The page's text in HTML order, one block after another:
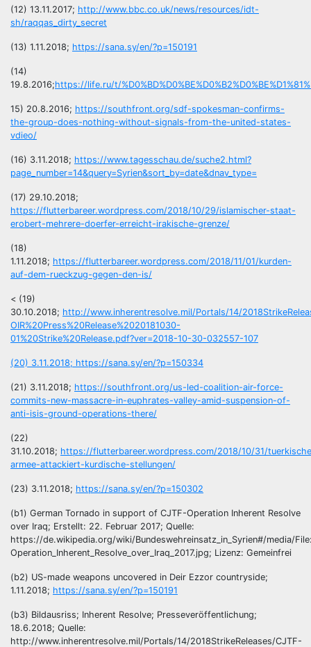
(12) 13.11.2017; http://www.bbc.co.uk/news/resources/idt-
sh/raqqas_dirty_secret
(13) 1.11.2018; https://sana.sy/en/?p=150191
(14)
19.8.2016;https://life.ru/t/
15) 20.8.2016; https://southfront.org/sdf-spokesman-confirms-
the-group-does-nothing-without-signals-from-the-united-states-
vdieo/
(16) 3.11.2018; https://www.tagesschau.de/suche2.html?
page_number=14&query=Syrien&sort_by=date&dnav_type=
(17) 29.10.2018;
https://flutterbareer.wordpress.com/2018/10/29/islamischer-staat-
erobert-mehrere-doerfer-erreicht-irakische-grenze/
(18)
1.11.2018; https://flutterbareer.wordpress.com/2018/11/01/kurden-
auf-dem-rueckzug-gegen-den-is/
< (19)
30.10.2018; http://www.inherentresolve.mil/Portals/14/
OIR%20Press%20Release%2020181030-
01%20Strike%20Release.pdf?ver=2018-10-30-032557-107
(20) 3.11.2018; https://sana.sy/en/?p=150334
(21) 3.11.2018; https://southfront.org/us-led-coalition-air-force-
commits-new-massacre-in-euphrates-valley-amid-suspension-of-
anti-isis-ground-operations-there/
(22)
31.10.2018; https://flutterbareer.wordpress.com/2018/10/31/
armee-attackiert-kurdische-stellungen/
(23) 3.11.2018; https://sana.sy/en/?p=150302
(b1) German Tornado in support of CJTF-Operation Inherent Resolve
over Iraq; Erstellt: 22. Februar 2017; Quelle:
https://de.wikipedia.org/wiki/Bundeswehreinsatz_in_Syrien#/media/
Operation_Inherent_Resolve_over_Iraq_2017.jpg; Lizenz: Gemeinfrei
(b2) US-made weapons uncovered in Deir Ezzor countryside;
1.11.2018; https://sana.sy/en/?p=150191
(b3) Bildausriss; Inherent Resolve; Presseveröffentlichung;
18.6.2018; Quelle:
http://www.inherentresolve.mil/Portals/14/2018StrikeReleases/CJTF-